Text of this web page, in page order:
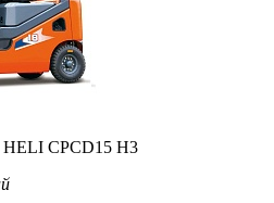
HELI CPCD15 H3